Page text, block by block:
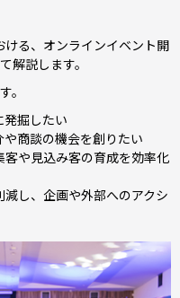
る、オンラインイベント開
解説します。
。
発掘したい
商談の機会を創りたい
や見込み客の育成を効率化
し、企画や外部へのアクシ